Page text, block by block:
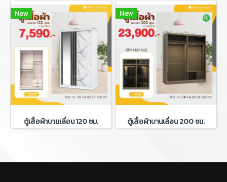
New
ตู้เสื้อผ้าบานเลื่อน 120 ซม.
New
ตู้เสื้อผ้าบานเลื่อน 200 ซม.